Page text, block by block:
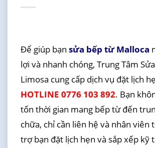
Để giúp bạn sửa bếp từ Malloca
lợi và nhanh chóng, Trung Tâm
Limosa cung cấp dịch vụ đặt lịch
HOTLINE 0776 103 892. Bạn
tốn thời gian mang bếp từ đến
chữa, chỉ cần liên hệ và nhân viên
trợ bạn đặt lịch hẹn và sắp xếp kỹ